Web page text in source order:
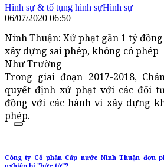
Hình sự & tố tụng hình sựHình sự
06/07/2020 06:50
Ninh Thuận: Xử phạt gần 1 tỷ
xây dựng sai phép, không có phép
Như Trường
Trong giai đoạn 2017-2018,
quyết định xử phạt với các đối
đồng với các hành vi xây dựng
phép.
Công ty Cổ phần Cấp nước Ninh Thuận đơn